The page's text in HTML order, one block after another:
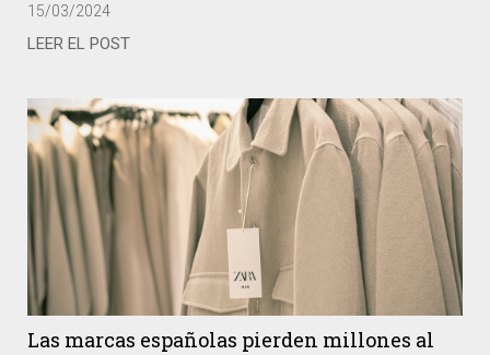
15/03/2024
LEER EL POST
Las marcas españolas pierden millones al